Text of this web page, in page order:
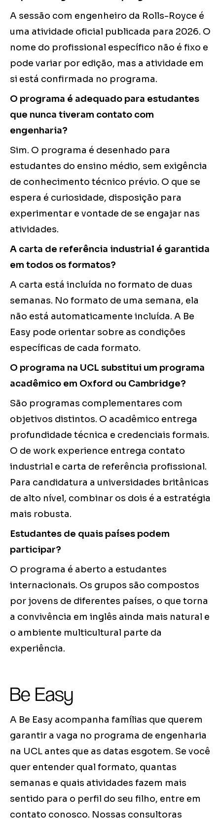
A sessão com engenheiro da Rolls-Royce é
uma atividade oficial publicada para 2026. O
nome do profissional específico não é fixo e
pode variar por edição, mas a atividade em
si está confirmada no programa.
O programa é adequado para estudantes
que nunca tiveram contato com
engenharia?
Sim. O programa é desenhado para
estudantes do ensino médio, sem exigência
de conhecimento técnico prévio. O que se
espera é curiosidade, disposição para
experimentar e vontade de se engajar nas
atividades.
A carta de referência industrial é garantida
em todos os formatos?
A carta está incluída no formato de duas
semanas. No formato de uma semana, ela
não está automaticamente incluída. A Be
Easy pode orientar sobre as condições
específicas de cada formato.
O programa na UCL substitui um programa
acadêmico em Oxford ou Cambridge?
São programas complementares com
objetivos distintos. O acadêmico entrega
profundidade técnica e credenciais formais.
O de work experience entrega contato
industrial e carta de referência profissional.
Para candidatura a universidades britânicas
de alto nível, combinar os dois é a estratégia
mais robusta.
Estudantes de quais países podem
participar?
O programa é aberto a estudantes
internacionais. Os grupos são compostos
por jovens de diferentes países, o que torna
a convivência em inglês ainda mais natural e
o ambiente multicultural parte da
experiência.
Be Easy
A Be Easy acompanha famílias que querem
garantir a vaga no programa de engenharia
na UCL antes que as datas esgotem. Se você
quer entender qual formato, quantas
semanas e quais atividades fazem mais
sentido para o perfil do seu filho, entre em
contato conosco. Nossas consultoras